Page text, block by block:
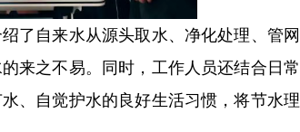
自来水从源头取水、净化处理、管网
来之不易。同时，工作人员还结合日常
、自觉护水的良好生活习惯，将节水理